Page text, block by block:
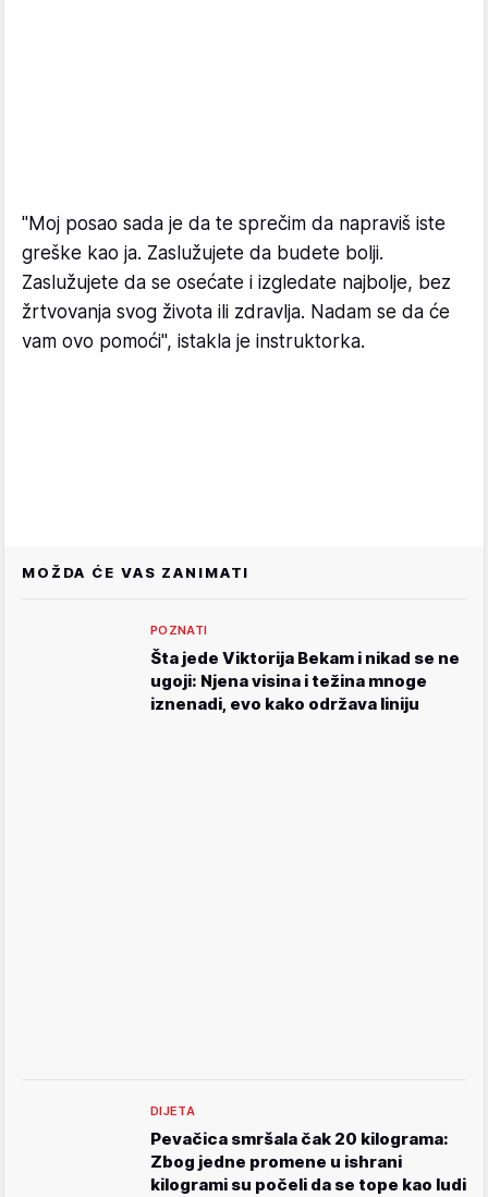
"Moj posao sada je da te sprečim da napraviš iste
greške kao ja. Zaslužujete da budete bolji.
Zaslužujete da se osećate i izgledate najbolje, bez
žrtvovanja svog života ili zdravlja. Nadam se da će
vam ovo pomoći", istakla je instruktorka.
MOŽDA ĆE VAS ZANIMATI
POZNATI
Šta jede Viktorija Bekam i nikad se ne
ugoji: Njena visina i težina mnoge
iznenadi, evo kako održava liniju
DIJETA
Pevačica smršala čak 20 kilograma:
Zbog jedne promene u ishrani
kilogrami su počeli da se tope kao ludi